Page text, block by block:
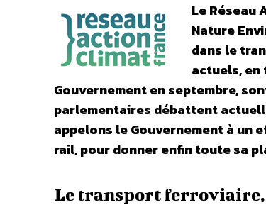
Le Réseau
Nature
dans le
actuels, en
Gouvernement en septembre,
parlementaires débattent
appelons le Gouvernement à un
rail, pour donner enfin toute sa
Le transport